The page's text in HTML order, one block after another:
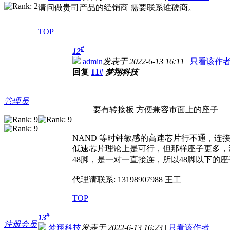
请问做贵司产品的经销商 需要联系谁磋商。
TOP
管理员
12#
admin发表于 2022-6-13 16:11 | 只看该作
回复 11# 梦翔科技
要有转接板 方便兼容市面上的座子
NAND 等时钟敏感的高速芯片行不通，连
低速芯片理论上是可行，但那样座子更多
48脚，是一对一直接连，所以48脚以下的
代理请联系: 13198907988 王工
TOP
注册会员
13#
梦翔科技发表于 2022-6-13 16:23 | 只看该作者